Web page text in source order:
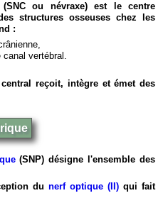
ou névraxe) est le centre
structures osseuses chez les
:
canal vertébral.
reçoit, intègre et émet des
(SNP) désigne l'ensemble des
du nerf optique (II) qui fait